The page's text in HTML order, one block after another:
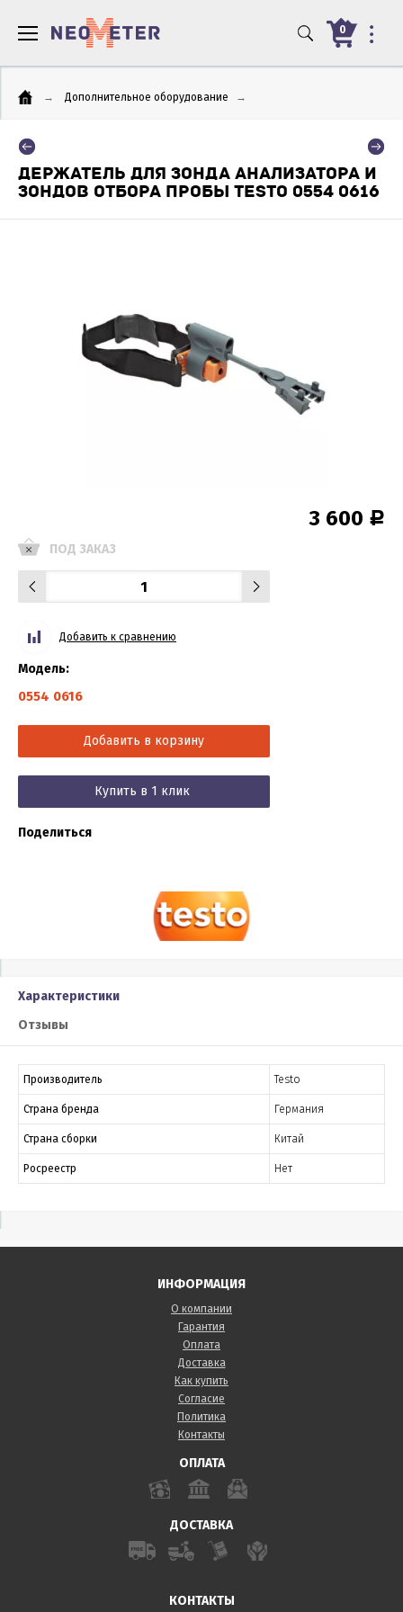
0
→ Дополнительное оборудование →
ДЕРЖАТЕЛЬ ДЛЯ ЗОНДА АНАЛИЗАТОРА И
ЗОНДОВ ОТБОРА ПРОБЫ TESTO 0554 0616
3 600 Р
ПОД ЗАКАЗ
Добавить к сравнению
Модель:
0554 0616
Добавить в корзину
Купить в 1 клик
Поделиться
Характеристики
Отзывы
Производитель Testo
Страна бренда Германия
Страна сборки Китай
Росреестр Нет
ИНФОРМАЦИЯ
О компании
Гарантия
Оплата
Доставка
Как купить
Согласие
Политика
Контакты
ОПЛАТА
ДОСТАВКА
КОНТАКТЫ